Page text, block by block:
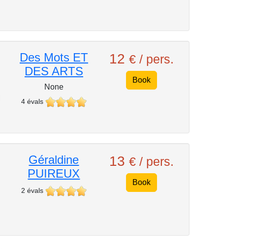
Des Mots ET
DES ARTS
None
4 évals
12€ / pers.
Book
Géraldine
PUIREUX
2 évals
13€ / pers.
Book